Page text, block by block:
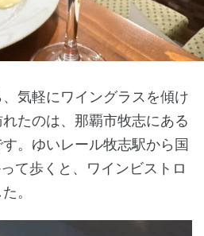
気軽にワイングラスを傾け
たのは、那覇市牧志にある
す。ゆいレール牧志駅から国
て歩くと、ワインビストロ
。